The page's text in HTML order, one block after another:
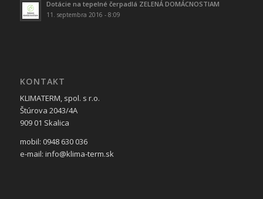
Dotácie na tepelné čerpadlá ZELENÁ DOMÁCNOSTIAM
11. septembra 2016 - 8:09
KONTAKT
KLIMATERM, spol. s r.o.
Štúrova 2043/4A
909 01 Skalica
mobil: 0948 630 036
e-mail: info@klima-term.sk